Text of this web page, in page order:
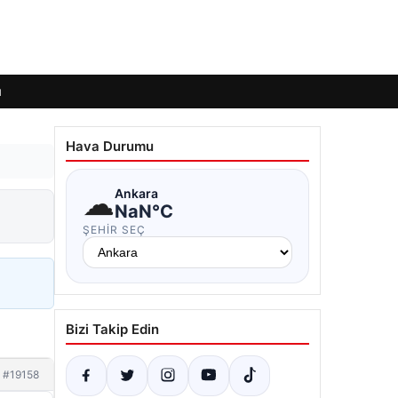
#19158
Hava Durumu
☁Ankara
NaN°C
ŞEHIR SEÇ
Bizi Takip Edin